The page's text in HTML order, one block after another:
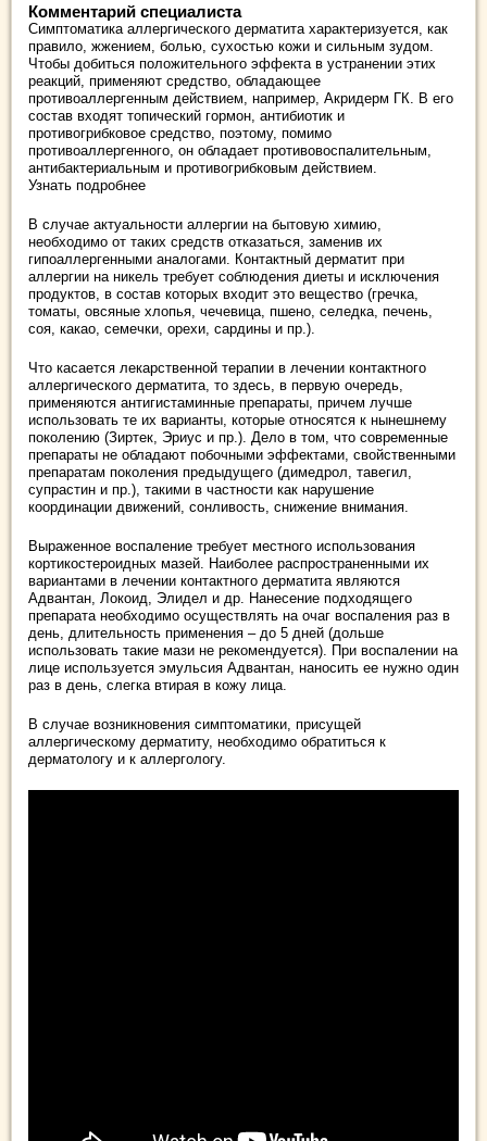
Комментарий специалиста
Cимптоматика аллергического дерматита характеризуется, как
правило, жжением, болью, сухостью кожи и сильным зудом.
Чтобы добиться положительного эффекта в устранении этих
реакций, применяют средство, обладающее
противоаллергенным действием, например, Акридерм ГК. В его
состав входят топический гормон, антибиотик и
противогрибковое средство, поэтому, помимо
противоаллергенного, он обладает противовоспалительным,
антибактериальным и противогрибковым действием.
Узнать подробнее
В случае актуальности аллергии на бытовую химию,
необходимо от таких средств отказаться, заменив их
гипоаллергенными аналогами. Контактный дерматит при
аллергии на никель требует соблюдения диеты и исключения
продуктов, в состав которых входит это вещество (гречка,
томаты, овсяные хлопья, чечевица, пшено, селедка, печень,
соя, какао, семечки, орехи, сардины и пр.).
Что касается лекарственной терапии в лечении контактного
аллергического дерматита, то здесь, в первую очередь,
применяются антигистаминные препараты, причем лучше
использовать те их варианты, которые относятся к нынешнему
поколению (Зиртек, Эриус и пр.). Дело в том, что современные
препараты не обладают побочными эффектами, свойственными
препаратам поколения предыдущего (димедрол, тавегил,
супрастин и пр.), такими в частности как нарушение
координации движений, сонливость, снижение внимания.
Выраженное воспаление требует местного использования
кортикостероидных мазей. Наиболее распространенными их
вариантами в лечении контактного дерматита являются
Адвантан, Локоид, Элидел и др. Нанесение подходящего
препарата необходимо осуществлять на очаг воспаления раз в
день, длительность применения – до 5 дней (дольше
использовать такие мази не рекомендуется). При воспалении на
лице используется эмульсия Адвантан, наносить ее нужно один
раз в день, слегка втирая в кожу лица.
В случае возникновения симптоматики, присущей
аллергическому дерматиту, необходимо обратиться к
дерматологу и к аллергологу.